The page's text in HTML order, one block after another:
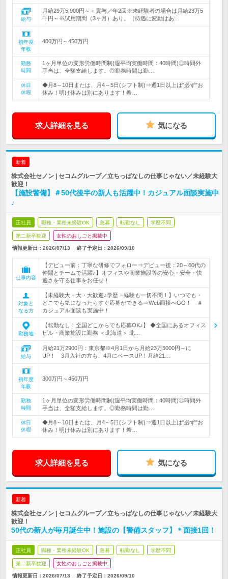
給与
月給29万5,900円～＋賞与／年2回※未経験者の場合は月給23万5
千円～※試用期間（3ヶ月）あり。（待遇に変動はあ…
初年度
年収
400万円～450万円
勤務
時間
1ヶ月単位の変形労働時間制(週平均実働時間：40時間)◎時間外
手当は、全額支給します。◎勤務時間は勤…
休日
休暇
◆月8～10日または、月4～5日(シフト制)⇒週1日以上は"必ず"お
休み！明け休みは別にあります！希…
求人詳細を見る 気になる
新着
株式会社セノン | セコムグループ／立ちっぱなしの仕事じゃない／未経験大
歓迎！
【施設警備】＃50代後半の新人も活躍中！カジュアル面談実施中
♪
正社員 職種・業種未経験OK 急募 転勤なし 学歴不問
第二新卒歓迎 女性のおしごと掲載中
情報更新日：2026/07/13 終了予定日： 2026/09/10
仕事内容
【デビュー前：丁寧な研修でフォロー⇒デビュー後：20～60代の
仲間とチームで活躍♪】オフィスや商業施設等の安心・安全・快
適さを守る仕事をお任せ！
対象と
なる方
【未経験大・大・大歓迎♪学歴・経験も一切不問！】いつでも・
どこでも気になったらすぐ応募ができる⇒Web面接へGO！ ＃
カジュアル面談も実施中！
勤務地
【転勤なし！全国どこからでも応募OK♪】 ◆全国にあるオフィス
ビル・商業施設に勤務 ＜北海道＞ 北…
給与
月給21万2900円：東京都※4月1日から月給23万5000円～に
UP！ 3月入社の方も、4月にベースUP！月給21…
初年度
年収
300万円～450万円
勤務
時間
1ヶ月単位の変形労働時間制(週平均実働時間：40時間)◎時間外
手当は、全額支給します。◎勤務時間は勤…
休日
休暇
◆月8～10日または、月4～5日(シフト制)⇒週1日以上は"必ず"お
休み！明け休みは別にあります！希…
求人詳細を見る 気になる
新着
株式会社セノン | セコムグループ／立ちっぱなしの仕事じゃない／未経験大
歓迎！
50代の新人が毎月誕生中！施設の【警備スタッフ】＊面接1回！
正社員 職種・業種未経験OK 急募 転勤なし 学歴不問
第二新卒歓迎 女性のおしごと掲載中
情報更新日：2026/07/13 終了予定日： 2026/09/10